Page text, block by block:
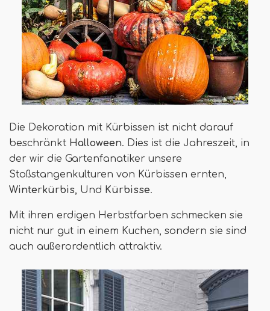
Die Dekoration mit Kürbissen ist nicht darauf
beschränkt Halloween. Dies ist die Jahreszeit, in
der wir die Gartenfanatiker unsere
Stoßstangenkulturen von Kürbissen ernten,
Winterkürbis, Und Kürbisse.
Mit ihren erdigen Herbstfarben schmecken sie
nicht nur gut in einem Kuchen, sondern sie sind
auch außerordentlich attraktiv.